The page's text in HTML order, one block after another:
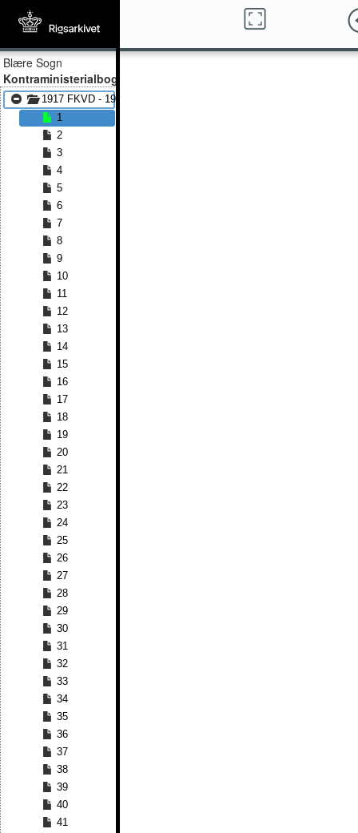
Blære Sogn
Kontraministerialbog
1917 FKVD - 1935 FKVD
1
2
3
4
5
6
7
8
9
10
11
12
13
14
15
16
17
18
19
20
21
22
23
24
25
26
27
28
29
30
31
32
33
34
35
36
37
38
39
40
41